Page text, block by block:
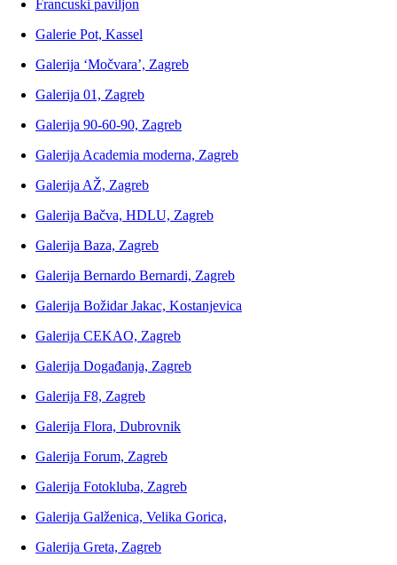
Francuski paviljon
Galerie Pot, Kassel
Galerija ‘Močvara’, Zagreb
Galerija 01, Zagreb
Galerija 90-60-90, Zagreb
Galerija Academia moderna, Zagreb
Galerija AŽ, Zagreb
Galerija Bačva, HDLU, Zagreb
Galerija Baza, Zagreb
Galerija Bernardo Bernardi, Zagreb
Galerija Božidar Jakac, Kostanjevica
Galerija CEKAO, Zagreb
Galerija Događanja, Zagreb
Galerija F8, Zagreb
Galerija Flora, Dubrovnik
Galerija Forum, Zagreb
Galerija Fotokluba, Zagreb
Galerija Galženica, Velika Gorica,
Galerija Greta, Zagreb